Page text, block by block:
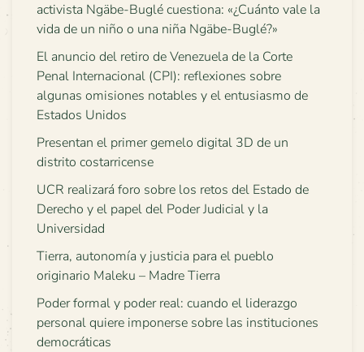
activista Ngäbe-Buglé cuestiona: «¿Cuánto vale la
vida de un niño o una niña Ngäbe-Buglé?»
El anuncio del retiro de Venezuela de la Corte
Penal Internacional (CPI): reflexiones sobre
algunas omisiones notables y el entusiasmo de
Estados Unidos
Presentan el primer gemelo digital 3D de un
distrito costarricense
UCR realizará foro sobre los retos del Estado de
Derecho y el papel del Poder Judicial y la
Universidad
Tierra, autonomía y justicia para el pueblo
originario Maleku – Madre Tierra
Poder formal y poder real: cuando el liderazgo
personal quiere imponerse sobre las instituciones
democráticas